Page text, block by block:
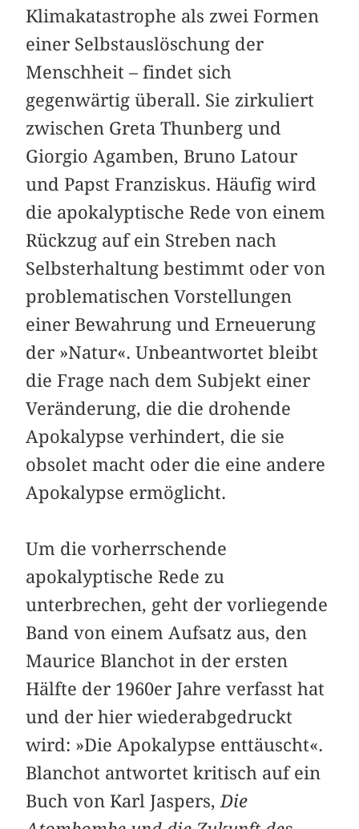
Klimakatastrophe als zwei Formen
einer Selbstauslöschung der
Menschheit – findet sich
gegenwärtig überall. Sie zirkuliert
zwischen Greta Thunberg und
Giorgio Agamben, Bruno Latour
und Papst Franziskus. Häufig wird
die apokalyptische Rede von einem
Rückzug auf ein Streben nach
Selbsterhaltung bestimmt oder von
problematischen Vorstellungen
einer Bewahrung und Erneuerung
der »Natur«. Unbeantwortet bleibt
die Frage nach dem Subjekt einer
Veränderung, die die drohende
Apokalypse verhindert, die sie
obsolet macht oder die eine andere
Apokalypse ermöglicht.
Um die vorherrschende
apokalyptische Rede zu
unterbrechen, geht der vorliegende
Band von einem Aufsatz aus, den
Maurice Blanchot in der ersten
Hälfte der 1960er Jahre verfasst hat
und der hier wiederabgedruckt
wird: »Die Apokalypse enttäuscht«.
Blanchot antwortet kritisch auf ein
Buch von Karl Jaspers,Die